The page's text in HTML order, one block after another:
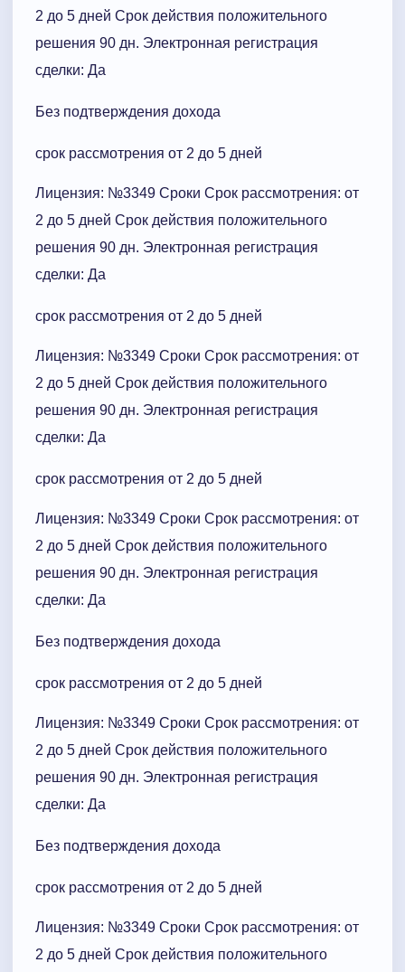
2 до 5 дней Срок действия положительного
решения 90 дн. Электронная регистрация
сделки: Да
Без подтверждения дохода
срок рассмотрения от 2 до 5 дней
Лицензия: №3349 Сроки Cрок рассмотрения: от
2 до 5 дней Срок действия положительного
решения 90 дн. Электронная регистрация
сделки: Да
срок рассмотрения от 2 до 5 дней
Лицензия: №3349 Сроки Cрок рассмотрения: от
2 до 5 дней Срок действия положительного
решения 90 дн. Электронная регистрация
сделки: Да
срок рассмотрения от 2 до 5 дней
Лицензия: №3349 Сроки Cрок рассмотрения: от
2 до 5 дней Срок действия положительного
решения 90 дн. Электронная регистрация
сделки: Да
Без подтверждения дохода
срок рассмотрения от 2 до 5 дней
Лицензия: №3349 Сроки Cрок рассмотрения: от
2 до 5 дней Срок действия положительного
решения 90 дн. Электронная регистрация
сделки: Да
Без подтверждения дохода
срок рассмотрения от 2 до 5 дней
Лицензия: №3349 Сроки Cрок рассмотрения: от
2 до 5 дней Срок действия положительного